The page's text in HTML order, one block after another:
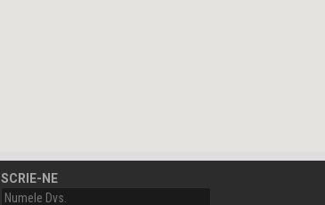
SCRIE-NE